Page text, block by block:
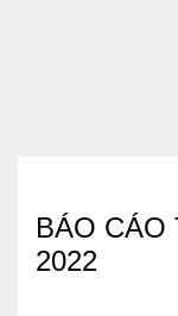
Tin tức cổ
BÁO CÁO
2022